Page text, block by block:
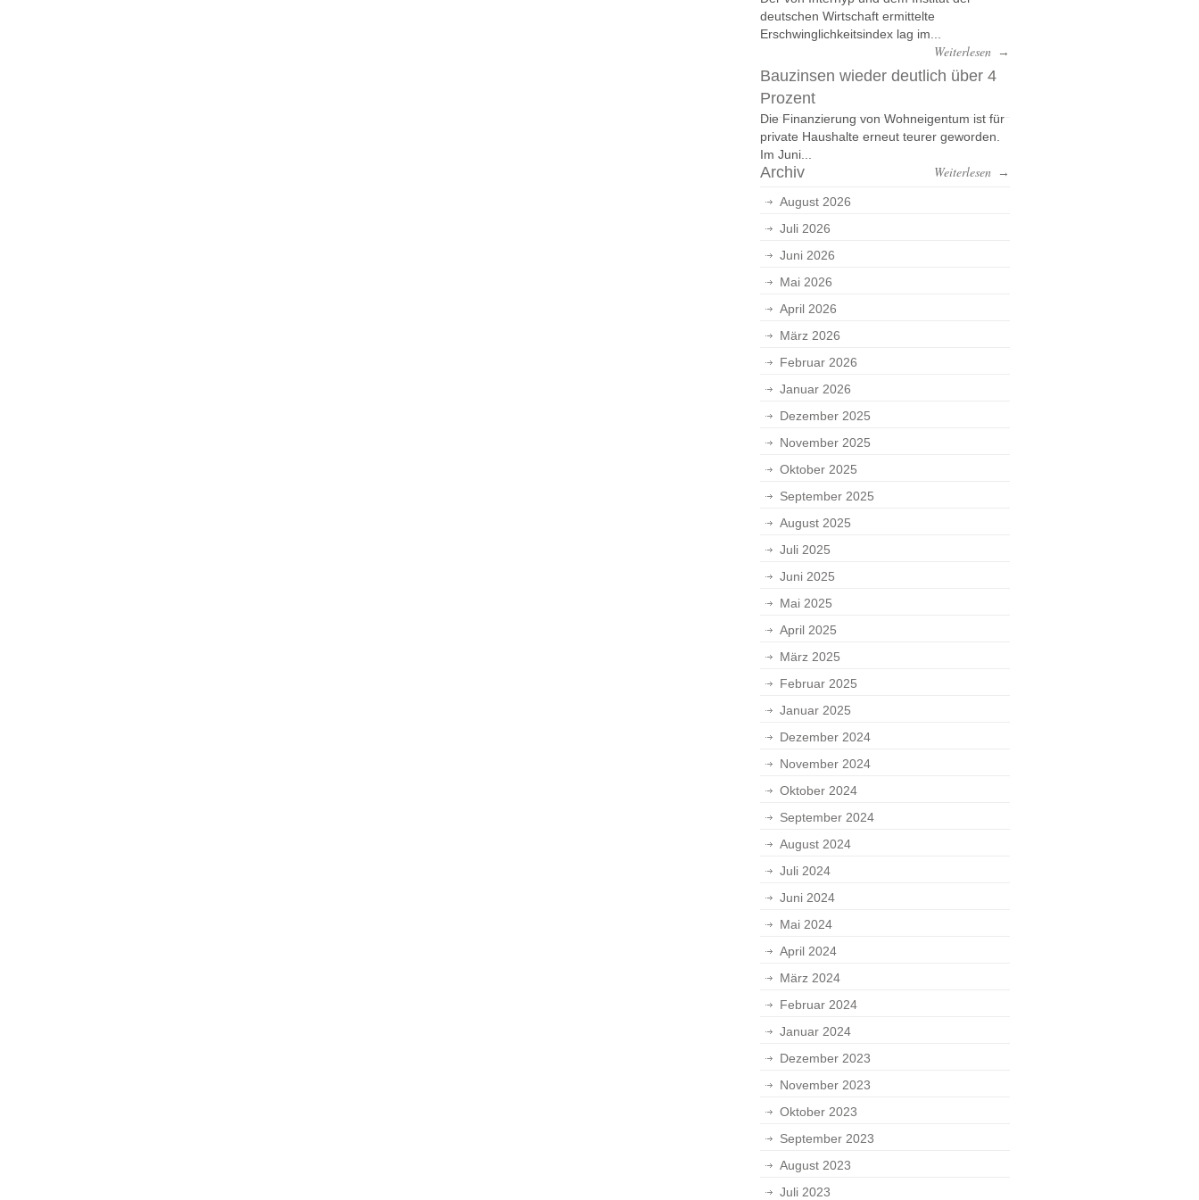
deutschen Wirtschaft ermittelte
Erschwinglichkeitsindex lag im...
Weiterlesen →
Bauzinsen wieder deutlich über 4
Prozent
Die Finanzierung von Wohneigentum ist für
private Haushalte erneut teurer geworden.
Im Juni...
Weiterlesen →
Archiv
August 2026
Juli 2026
Juni 2026
Mai 2026
April 2026
März 2026
Februar 2026
Januar 2026
Dezember 2025
November 2025
Oktober 2025
September 2025
August 2025
Juli 2025
Juni 2025
Mai 2025
April 2025
März 2025
Februar 2025
Januar 2025
Dezember 2024
November 2024
Oktober 2024
September 2024
August 2024
Juli 2024
Juni 2024
Mai 2024
April 2024
März 2024
Februar 2024
Januar 2024
Dezember 2023
November 2023
Oktober 2023
September 2023
August 2023
Juli 2023